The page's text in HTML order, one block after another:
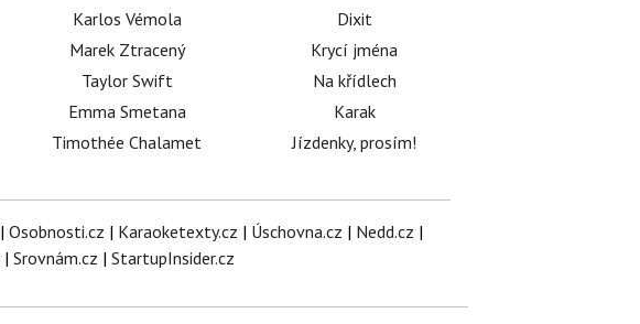
Karlos Vémola
Marek Ztracený
Taylor Swift
Emma Smetana
Timothée Chalamet
Dixit
Krycí jména
Na křídlech
Karak
Jízdenky, prosím!
| Osobnosti.cz | Karaoketexty.cz | Úschovna.cz | Nedd.cz |
| Srovnám.cz | StartupInsider.cz